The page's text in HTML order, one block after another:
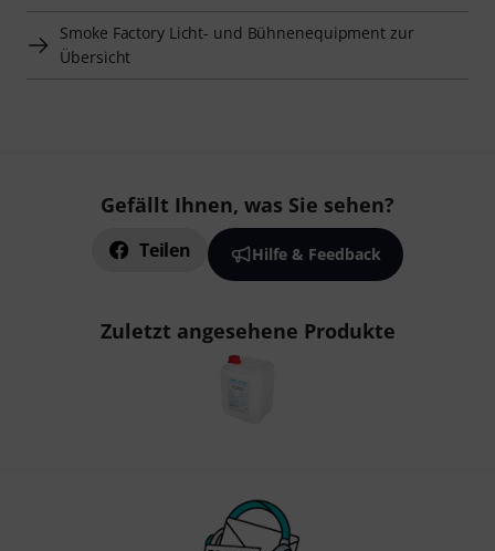
Smoke Factory Licht- und Bühnenequipment zur
Übersicht
Gefällt Ihnen, was Sie sehen?
Teilen Hilfe & Feedback
Zuletzt angesehene Produkte